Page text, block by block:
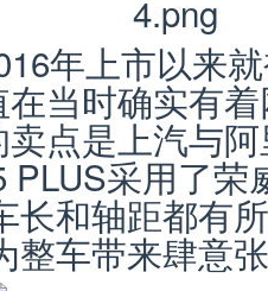
年上市以来
当时确实有
点是上汽与
PLUS采用了
长和轴距都有
整车带来肆意